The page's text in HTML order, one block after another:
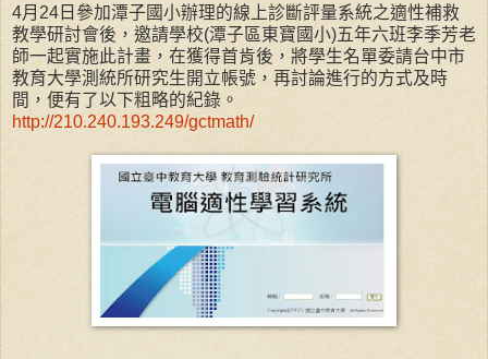
4月24日參加潭子國小辦理的線上診斷評量系統之適性補救
教學研討會後，邀請學校(潭子區東寶國小)五年六班李季芳老
師一起實施此計畫，在獲得首肯後，將學生名單委請台中市
教育大學測統所研究生開立帳號，再討論進行的方式及時
間，便有了以下粗略的紀錄。
http://210.240.193.249/gctmath/